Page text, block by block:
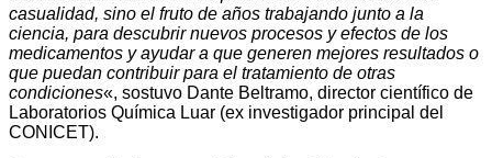
casualidad, sino el fruto de años trabajando junto a la
ciencia, para descubrir nuevos procesos y efectos de los
medicamentos y ayudar a que generen mejores resultados o
que puedan contribuir para el tratamiento de otras
condiciones«, sostuvo Dante Beltramo, director científico de
Laboratorios Química Luar (ex investigador principal del
CONICET).